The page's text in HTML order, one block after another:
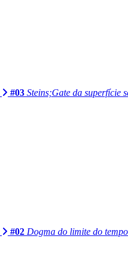
#03 Steins;Gate da superfície
#02 Dogma do limite do